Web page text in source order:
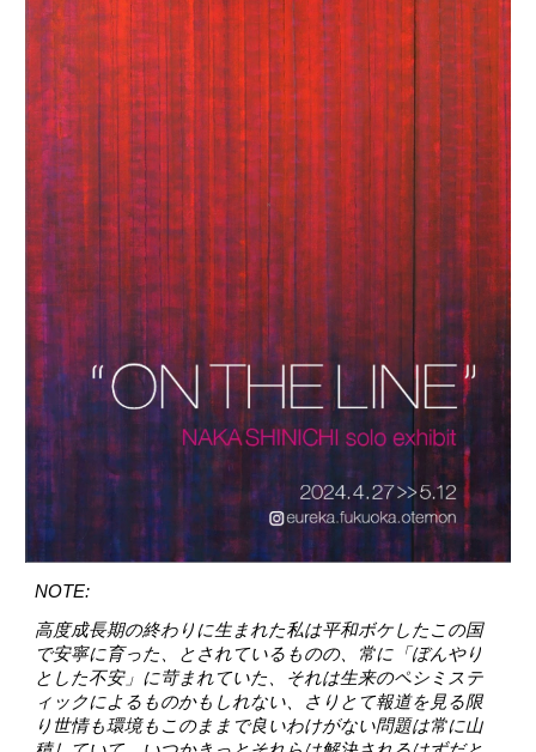
NOTE:
高度成長期の終わりに生まれた私は平和ボケしたこの国
で安寧に育った、とされているものの、常に「ぼんやり
とした不安」に苛まれていた、それは生来のペシミステ
ィックによるものかもしれない、さりとて報道を見る限
り世情も環境もこのままで良いわけがない問題は常に山